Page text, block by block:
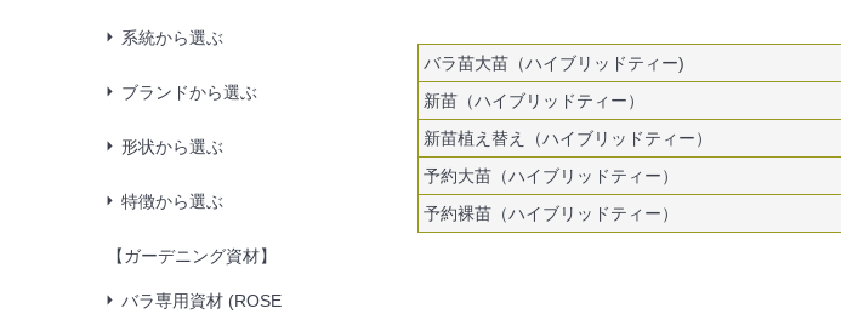
系統から選ぶ
ブランドから選ぶ
形状から選ぶ
特徴から選ぶ
【ガーデニング資材】
バラ専用資材 (ROSE
バラ苗大苗（ハイブリッドティー)
新苗（ハイブリッドティー）
新苗植え替え（ハイブリッドティー）
予約大苗（ハイブリッドティー）
予約裸苗（ハイブリッドティー）